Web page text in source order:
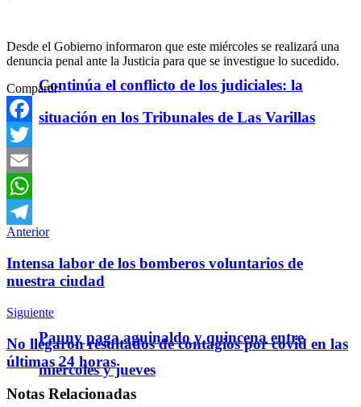
Continúa el conflicto de los judiciales: la
situación en los Tribunales de Las Varillas
Pauny paga aguinaldo y quincena entre
miércoles y jueves
Desde el Gobierno informaron que este miércoles se realizará una
denuncia penal ante la Justicia para que se investigue lo sucedido.
Compartir:
Facebook
Twitter
Email
WhatsApp
Telegram
Anterior
Intensa labor de los bomberos voluntarios de
nuestra ciudad
Siguiente
No llegaron resultados de contagios por covid en las
últimas 24 horas
Notas Relacionadas